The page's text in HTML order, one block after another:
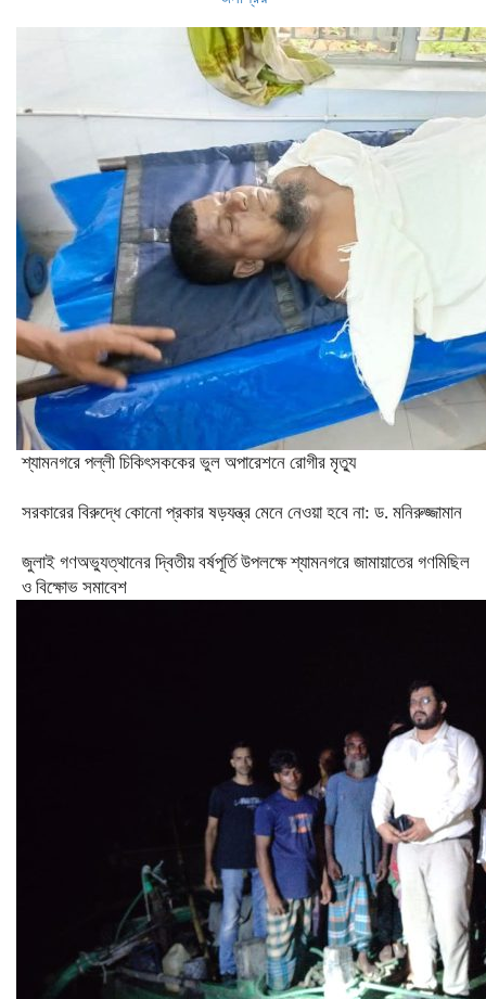
শ্যামনগরে পল্লী চিকিৎসককের ভুল অপারেশনে রোগীর মৃত্যু
সরকারের বিরুদ্ধে কোনো প্রকার ষড়যন্ত্র মেনে নেওয়া হবে না: ড. মনিরুজ্জামান
জুলাই গণঅভ্যুত্থানের দ্বিতীয় বর্ষপূর্তি উপলক্ষে শ্যামনগরে জামায়াতের গণমিছিল
ও বিক্ষোভ সমাবেশ